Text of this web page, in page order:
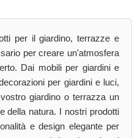
per il giardino, terrazze e
per creare un'atmosfera
Dai mobili per giardini e
per giardini e luci,
giardino o terrazza un
della natura. I nostri prodotti
e design elegante per